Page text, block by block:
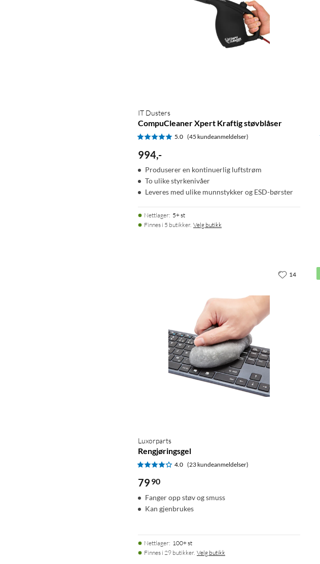
IT Dusters
CompuCleaner Xpert Kraftig støvblåser
5.0 (45 kundeanmeldelser)
994,-
Produserer en kontinuerlig luftstrøm
To ulike styrkenivåer
Leveres med ulike munnstykker og ESD-børster
Nettlager: 5+ st
Finnes i 5 butikker. Velg butikk
Luxorparts
Rengjøringsgel
4.0 (23 kundeanmeldelser)
79 90
Fanger opp støv og smuss
Kan gjenbrukes
Nettlager: 100+ st
Finnes i 29 butikker. Velg butikk
14